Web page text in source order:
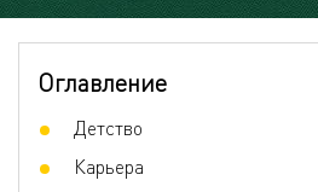
Оглавление
Детство
Карьера